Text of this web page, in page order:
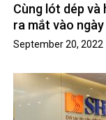
Cùng lót dép và
ra mắt vào
September 20, 2022